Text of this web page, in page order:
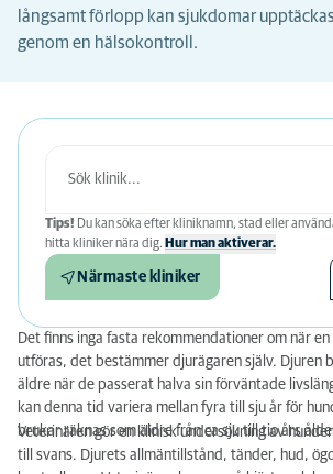
långsamt förlopp kan sjukdomar
genom en hälsokontroll.
Tips! Du kan söka efter kliniknamn, stad eller
hitta kliniker nära dig. Hur man aktiverar.
Närmaste kliniker
Det finns inga fasta rekommendationer om när
utföras, det bestämmer djurägaren själv. Djuren
äldre när de passerat halva sin förväntade
kan denna tid variera mellan fyra till sju år för
brukar räknas som äldre från ca sju till tio års
Veterinären gör en klinisk undersökning av
till svans. Djurets allmäntillstånd, tänder, hud,